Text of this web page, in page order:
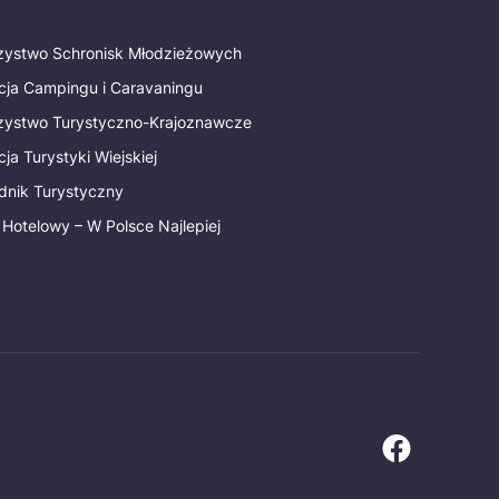
Schronisk Młodzieżowych
Campingu i Caravaningu
Turystyczno-Krajoznawcze
Turystyki Wiejskiej
Turystyczny
– W Polsce Najlepiej